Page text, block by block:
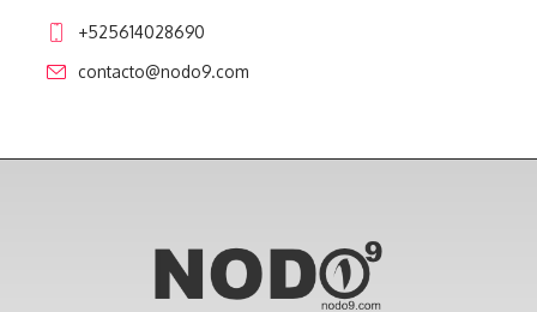
+525614028690
contacto@nodo9.com